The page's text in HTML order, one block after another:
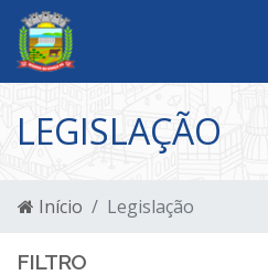
LEGISLAÇÃO
Início Legislação
FILTRO